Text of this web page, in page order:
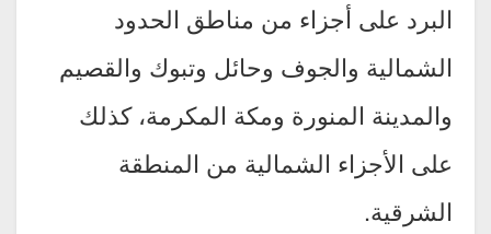
البرد على أجزاء من مناطق الحدود
الشمالية والجوف وحائل وتبوك والقصيم
والمدينة المنورة ومكة المكرمة، كذلك
على الأجزاء الشمالية من المنطقة
الشرقية.